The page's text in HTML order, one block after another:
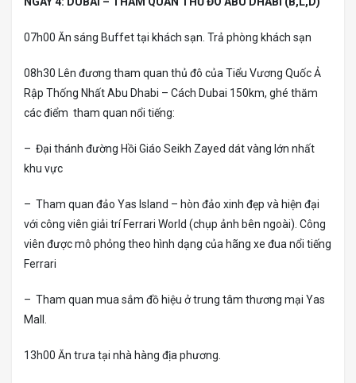
07h00 Ăn sáng Buffet tại khách sạn. Trả phòng khách sạn
08h30 Lên đương tham quan thủ đô của Tiểu Vương Quốc Ả
Rập Thống Nhất Abu Dhabi – Cách Dubai 150km, ghé thăm
các điểm tham quan nổi tiếng:
– Đại thánh đường Hồi Giáo Seikh Zayed dát vàng lớn nhất
khu vực
– Tham quan đảo Yas Island – hòn đảo xinh đẹp và hiện đại
với công viên giải trí Ferrari World (chụp ảnh bên ngoài). Công
viên được mô phỏng theo hình dạng của hãng xe đua nổi tiếng
Ferrari
– Tham quan mua sắm đồ hiệu ở trung tâm thương mại Yas
Mall.
13h00 Ăn trưa tại nhà hàng địa phương.